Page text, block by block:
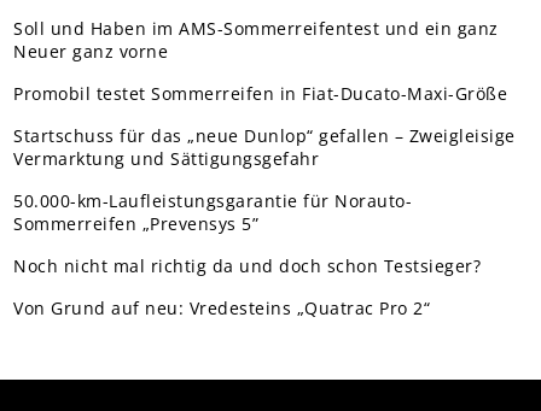
Soll und Haben im AMS-Sommerreifentest und ein ganz
Neuer ganz vorne
Promobil testet Sommerreifen in Fiat-Ducato-Maxi-Größe
Startschuss für das „neue Dunlop“ gefallen – Zweigleisige
Vermarktung und Sättigungsgefahr
50.000-km-Laufleistungsgarantie für Norauto-
Sommerreifen „Prevensys 5”
Noch nicht mal richtig da und doch schon Testsieger?
Von Grund auf neu: Vredesteins „Quatrac Pro 2“